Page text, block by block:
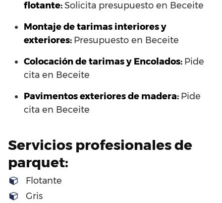
flotante:Solicita presupuesto en Beceite
Montaje de tarimas interiores y
exteriores: Presupuesto en Beceite
Colocación de tarimas y Encolados: Pide
cita en Beceite
Pavimentos exteriores de madera: Pide
cita en Beceite
Servicios profesionales de
parquet:
Flotante
Gris